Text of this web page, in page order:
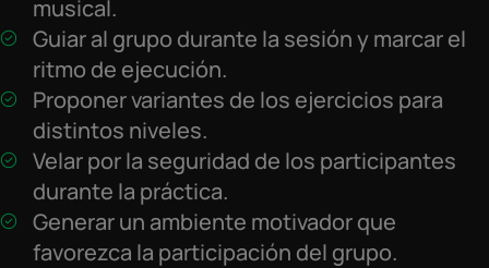
musical.
Guiar al grupo durante la sesión y marcar el
ritmo de ejecución.
Proponer variantes de los ejercicios para
distintos niveles.
Velar por la seguridad de los participantes
durante la práctica.
Generar un ambiente motivador que
favorezca la participación del grupo.